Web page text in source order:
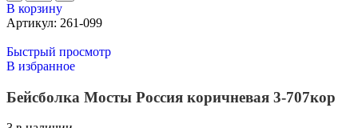
В корзину
Артикул: 261-099
Быстрый просмотр
В избранное
Бейсболка Мосты Россия коричневая 3-707кор